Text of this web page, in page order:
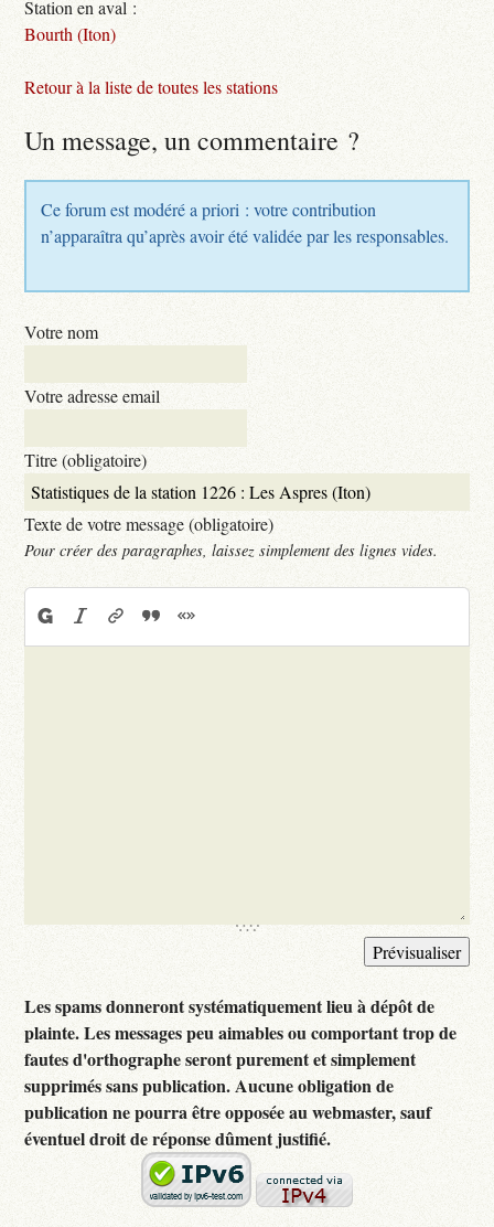
Station en aval :
Bourth (Iton)
Retour à la liste de toutes les stations
Un message, un commentaire ?
Ce forum est modéré a priori : votre contribution
n’apparaîtra qu’après avoir été validée par les responsables.
Votre nom
Votre adresse email
Titre (obligatoire)
Texte de votre message (obligatoire)
Pour créer des paragraphes, laissez simplement des lignes vides.
Les spams donneront systématiquement lieu à dépôt de
plainte. Les messages peu aimables ou comportant trop de
fautes d'orthographe seront purement et simplement
supprimés sans publication. Aucune obligation de
publication ne pourra être opposée au webmaster, sauf
éventuel droit de réponse dûment justifié.